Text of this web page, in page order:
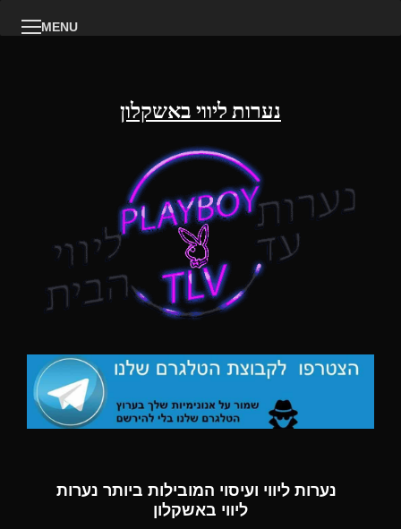
MENU
נערות ליווי באשקלון
נערות ליווי ועיסוי המובילות ביותר נערות
ליווי באשקלון